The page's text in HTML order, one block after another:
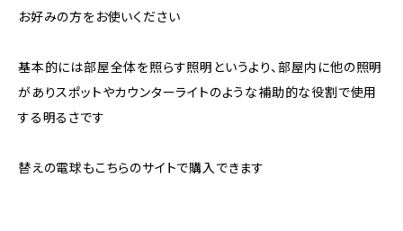
お好みの方をお使いください
基本的には部屋全体を照らす照明というより、部屋内に他の照明
がありスポットやカウンターライトのような補助的な役割で使用
する明るさです
替えの電球もこちらのサイトで購入できます